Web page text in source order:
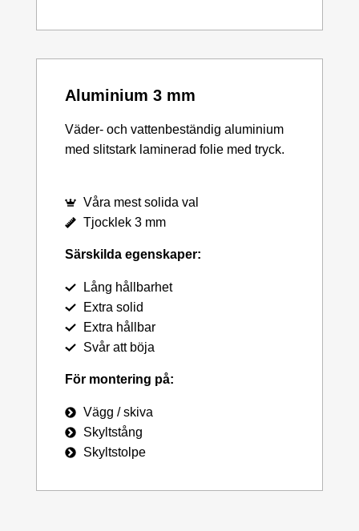
Aluminium 3 mm
Väder- och vattenbeständig aluminium
med slitstark laminerad folie med tryck.
Våra mest solida val
Tjocklek 3 mm
Särskilda egenskaper:
Lång hållbarhet
Extra solid
Extra hållbar
Svår att böja
För montering på:
Vägg / skiva
Skyltstång
Skyltstolpe